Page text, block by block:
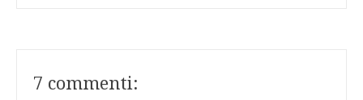
7 commenti: